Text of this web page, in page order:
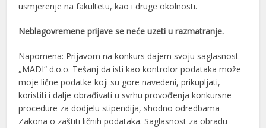
usmjerenje na fakultetu, kao i druge okolnosti.
Neblagovremene prijave se neće uzeti u razmatranje.
Napomena: Prijavom na konkurs dajem svoju saglasnost
„MADI“ d.o.o. Tešanj da isti kao kontrolor podataka može
moje lične podatke koji su gore navedeni, prikupljati,
koristiti i dalje obrađivati u svrhu provođenja konkursne
procedure za dodjelu stipendija, shodno odredbama
Zakona o zaštiti ličnih podataka. Saglasnost za obradu